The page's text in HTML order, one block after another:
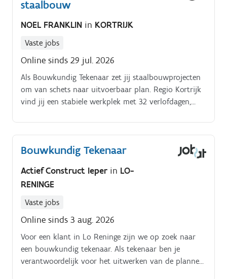
staalbouw
NOEL FRANKLIN in KORTRIJK
Vaste jobs
Online sinds 29 jul. 2026
Als Bouwkundig Tekenaar zet jij staalbouwprojecten
om van schets naar uitvoerbaar plan. Regio Kortrijk
vind jij een stabiele werkplek met 32 verlofdagen,
Bouwkundig Tekenaar
Actief Construct Ieper in LO-
RENINGE
Vaste jobs
Online sinds 3 aug. 2026
Voor een klant in Lo Reninge zijn we op zoek naar
een bouwkundig tekenaar. Als tekenaar ben je
verantwoordelijk voor het uitwerken van de plannen